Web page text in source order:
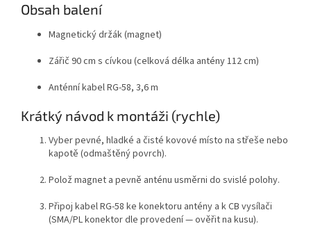
Obsah balení
Magnetický držák (magnet)
Zářič 90 cm s cívkou (celková délka antény 112 cm)
Anténní kabel RG-58, 3,6 m
Krátký návod k montáži (rychle)
Vyber pevné, hladké a čisté kovové místo na střeše nebo
kapotě (odmaštěný povrch).
Polož magnet a pevně anténu usměrni do svislé polohy.
Připoj kabel RG-58 ke konektoru antény a k CB vysílači
(SMA/PL konektor dle provedení — ověřit na kusu).